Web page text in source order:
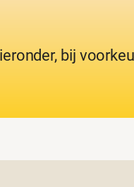
bij